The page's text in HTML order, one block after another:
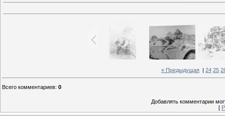
« Предыдущая 24 25
Всего комментариев: 0
Добавлять комментарии
[